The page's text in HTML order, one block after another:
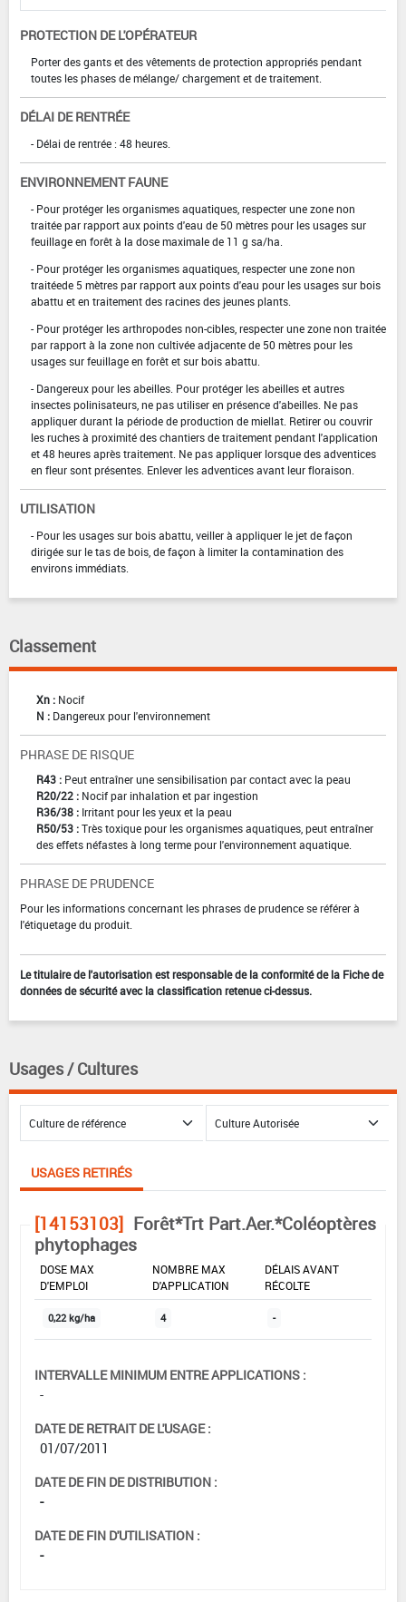
PROTECTION DE L'OPÉRATEUR
Porter des gants et des vêtements de protection appropriés pendant
toutes les phases de mélange/ chargement et de traitement.
DÉLAI DE RENTRÉE
- Délai de rentrée : 48 heures.
ENVIRONNEMENT FAUNE
- Pour protéger les organismes aquatiques, respecter une zone non
traitée par rapport aux points d'eau de 50 mètres pour les usages sur
feuillage en forêt à la dose maximale de 11 g sa/ha.
- Pour protéger les organismes aquatiques, respecter une zone non
traitéede 5 mètres par rapport aux points d'eau pour les usages sur bois
abattu et en traitement des racines des jeunes plants.
- Pour protéger les arthropodes non-cibles, respecter une zone non traitée
par rapport à la zone non cultivée adjacente de 50 mètres pour les
usages sur feuillage en forêt et sur bois abattu.
- Dangereux pour les abeilles. Pour protéger les abeilles et autres
insectes polinisateurs, ne pas utiliser en présence d'abeilles. Ne pas
appliquer durant la période de production de miellat. Retirer ou couvrir
les ruches à proximité des chantiers de traitement pendant l'application
et 48 heures après traitement. Ne pas appliquer lorsque des adventices
en fleur sont présentes. Enlever les adventices avant leur floraison.
UTILISATION
- Pour les usages sur bois abattu, veiller à appliquer le jet de façon
dirigée sur le tas de bois, de façon à limiter la contamination des
environs immédiats.
Classement
Xn : Nocif
N : Dangereux pour l'environnement
PHRASE DE RISQUE
R43 : Peut entraîner une sensibilisation par contact avec la peau
R20/22 : Nocif par inhalation et par ingestion
R36/38 : Irritant pour les yeux et la peau
R50/53 :Très toxique pour les organismes aquatiques, peut entraîner
des effets néfastes à long terme pour l'environnement aquatique.
PHRASE DE PRUDENCE
Pour les informations concernant les phrases de prudence se référer à
l'étiquetage du produit.
Le titulaire de l'autorisation est responsable de la conformité de la Fiche de
données de sécurité avec la classification retenue ci-dessus.
Usages / Cultures
USAGES RETIRÉS
[14153103] Forêt*Trt Part.Aer.*Coléoptères
phytophages
DOSE MAX
D'EMPLOI
NOMBRE MAX
D'APPLICATION
DÉLAIS AVANT
RÉCOLTE
0,22 kg/ha 4 -
INTERVALLE MINIMUM ENTRE APPLICATIONS :
-
DATE DE RETRAIT DE L'USAGE :
01/07/2011
DATE DE FIN DE DISTRIBUTION :
-
DATE DE FIN D'UTILISATION :
-